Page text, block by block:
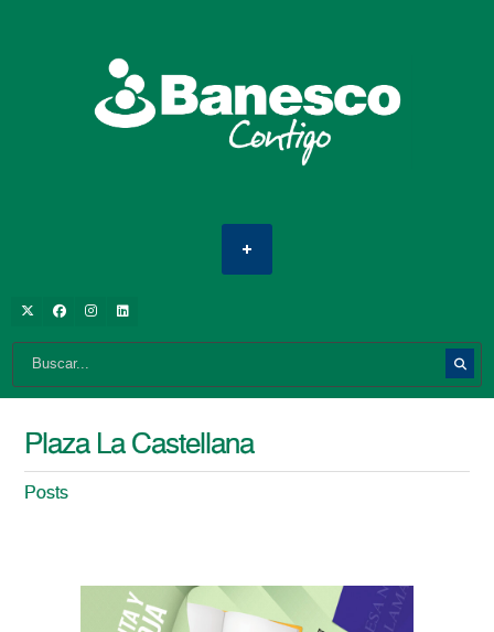
Plaza La Castellana
Posts